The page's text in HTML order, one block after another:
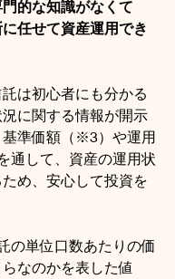
的な知識がなくて
任せて資産運用でき
は初心者にも分かる
に関する情報が開示
基準価額（※3）や運用
通して、資産の運用状
め、安心して投資を
の単位口数あたりの価
なのかを表した値